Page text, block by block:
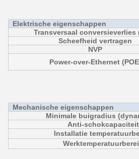
Elektrische eigenschappen
Transversaal conversieverlies
Scheefheid vertragen
NVP
Power-over-Ethernet
Mechanische eigenschappen
Minimale buigradius
Anti-schokcapaciteit
Installatie